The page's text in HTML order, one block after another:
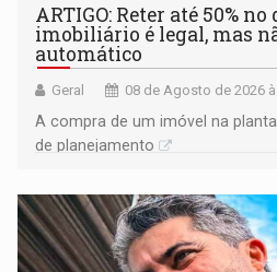
ARTIGO: Reter até 50%
imobiliário é legal, mas
automático
Geral 08 de Agosto de 2026
A compra de um imóvel na
de planejamento